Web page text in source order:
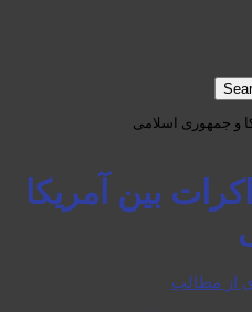
و جمهوری اسلامی
بین آمریکا
از مطالب